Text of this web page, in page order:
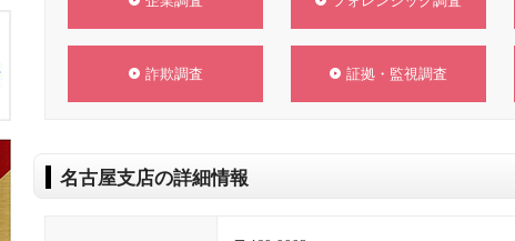
詐欺調査 証拠・監視調査
名古屋支店の詳細情報